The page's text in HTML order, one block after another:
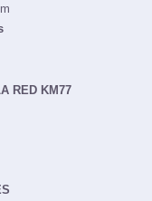
RED KM77